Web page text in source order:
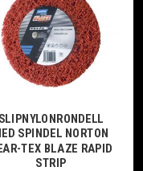
SLIPNYLONRONDELL
SPINDEL NORTON
TEX BLAZE RAPID
STRIP